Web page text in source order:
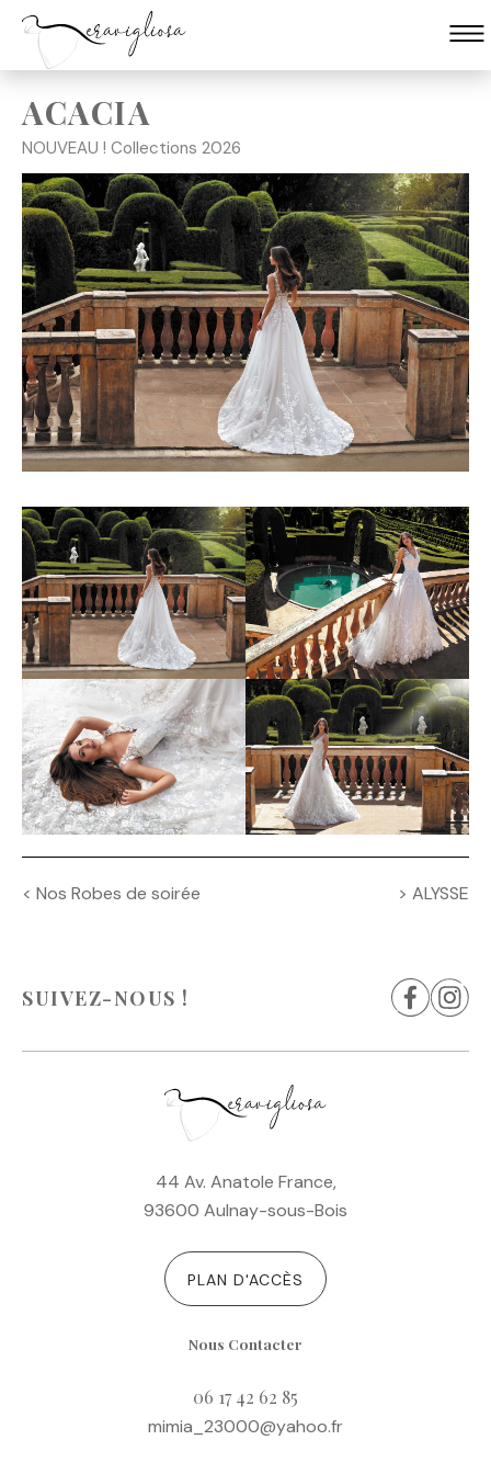
Skip
content
ACACIA
NOUVEAU ! Collections 2026
de
< Nos Robes de soirée > ALYSSE
SUIVEZ-NOUS !
44 Av. Anatole France,
93600 Aulnay-sous-Bois
PLAN D'ACCÈS
Nous Contacter
06 17 42 62 85
mimia_23000@yahoo.fr